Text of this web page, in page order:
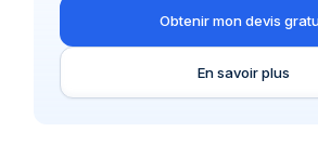
Obtenir mon devis
En savoir plus